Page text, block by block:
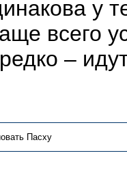
у
всего
–
Пасху